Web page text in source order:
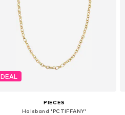
DEAL
PIECES
Halsband 'PCTIFFANY'